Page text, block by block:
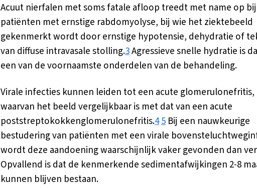
Acuut nierfalen met soms fatale afloop treedt met name op bij
patiënten met ernstige rabdomyolyse, bij wie het ziektebeeld
gekenmerkt wordt door ernstige hypotensie, dehydratie of
van diffuse intravasale stolling.3Agressieve snelle hydratie is
een van de voornaamste onderdelen van de behandeling.
Virale infecties kunnen leiden tot een acute glomerulonefritis,
waarvan het beeld vergelijkbaar is met dat van een acute
poststreptokokkenglomerulonefritis.45 Bij een nauwkeurige
bestudering van patiënten met een virale
wordt deze aandoening waarschijnlijk vaker gevonden dan
Opvallend is dat de kenmerkende sedimentafwijkingen 2-8
kunnen blijven bestaan.